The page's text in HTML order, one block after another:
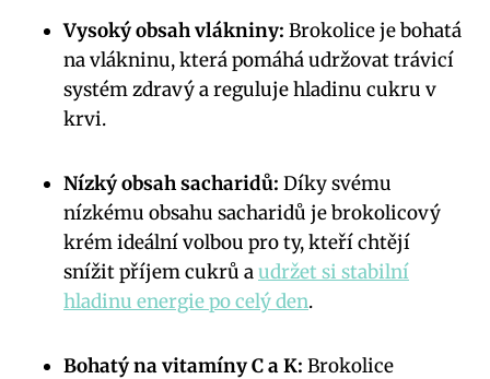
Vysoký obsah vlákniny: Brokolice je bohatá
na vlákninu, která pomáhá udržovat trávicí
systém zdravý a reguluje hladinu cukru v
krvi.
Nízký obsah sacharidů: Díky svému
nízkému obsahu sacharidů je brokolicový
krém ideální volbou pro ty, kteří chtějí
snížit příjem cukrů audržet si stabilní
hladinu energie po celý den.
Bohatý na vitamíny C a K: Brokolice